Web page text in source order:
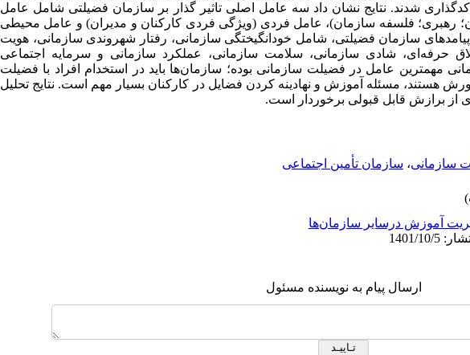
شدند. نتایج نشان داد سه عامل اصلی تاثیر گذار بر سازمان فضیلتی شامل عامل
رهبری؛ فلسفه سازمان)، عامل فردی (ویژگی فردی کارکنان و مدیران) و عامل محیطی
سازمان فضیلتی، شامل خودانگیختگی سازمانی، رفتار شهروندی سازمانی، هویت
حرفه‌ای، شادی سازمانی، سلامت سازمانی، عملکرد سازمانی و سرمایه اجتماعی
مهمترین عامل در فضیلت سازمانی بوده؛ سازمان‌ها باید در استخدام افراد با فضیلت
هستند، مسئله آموزش و نهادینه کردن فضایل در کارکنان بسیار مهم است. نتایج تحلیل
از برازش قابل قبولی برخوردار است.
سازمانی، سازمان تأمین اجتماعی
آموزش درسایر سازمان‌ها
ارسال پیام به نویسنده مسئول